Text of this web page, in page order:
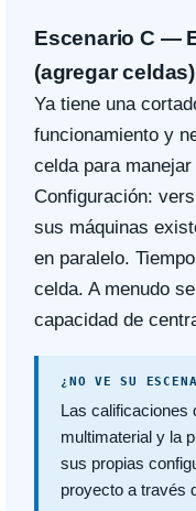
Escenario C —
(agregar celdas)
Ya tiene una
funcionamiento y
celda para
Configuración:
sus máquinas
en paralelo.
celda. A menudo
capacidad de
¿NO VE SU
Las calificaciones
multimaterial y la
sus propias
proyecto a través